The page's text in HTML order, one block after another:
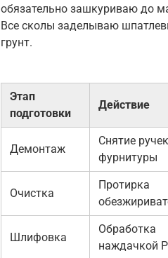
обязательно зашкуриваю до
Все сколы заделываю
грунт.
Этап
подготовки
Действие
Демонтаж
Снятие
фурнитуры
Очистка
Протирка
Шлифовка
Обработка
наждачкой